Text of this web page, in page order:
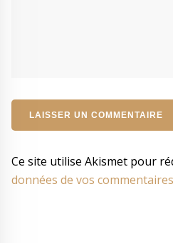
Ce site utilise Akismet pour
données de vos